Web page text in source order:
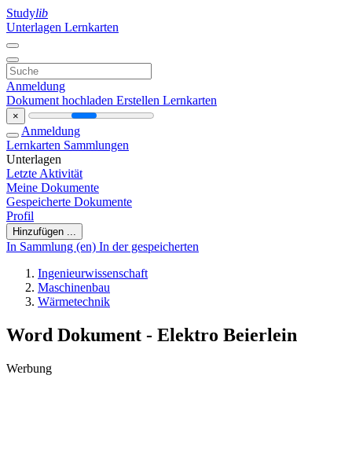
Studylib
Unterlagen Lernkarten
Anmeldung
Dokument hochladen Erstellen Lernkarten
×
Anmeldung
Lernkarten Sammlungen
Unterlagen
Letzte Aktivität
Meine Dokumente
Gespeicherte Dokumente
Profil
Hinzufügen ...
In Sammlung (en) In der gespeicherten
Ingenieurwissenschaft
Maschinenbau
Wärmetechnik
Word Dokument - Elektro Beierlein
Werbung